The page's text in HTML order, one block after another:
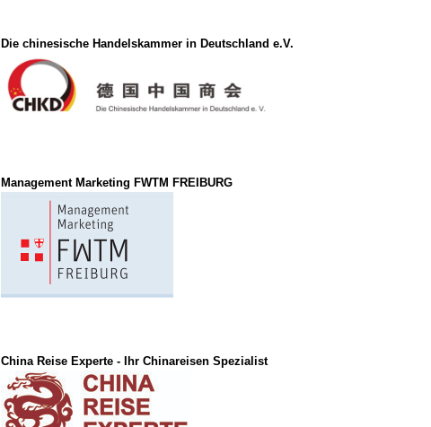
Die chinesische Handelskammer in Deutschland e.V.
Management Marketing FWTM FREIBURG
China Reise Experte - Ihr Chinareisen Spezialist